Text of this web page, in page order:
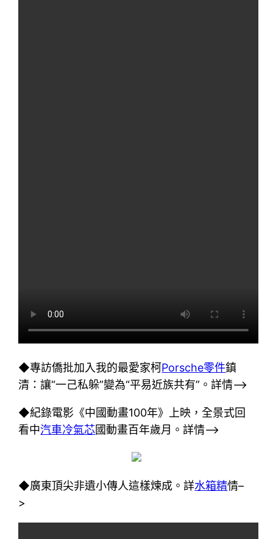
◆專訪僑批加入我的最愛家柯Porsche零件鎮
清：讓“一己私躲”變為“平易近族共有”。詳情–>
◆紀錄電影《中國動畫100年》上映，全景式回
看中汽車冷氣芯國動畫百年歲月。詳情–>
◆廣東頂尖非遺小傳人這樣煉成。詳水箱精情–
>